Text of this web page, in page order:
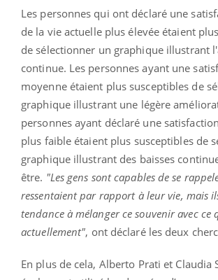
Les personnes qui ont déclaré une
de la vie actuelle plus élevée étaient
de sélectionner un graphique illustrant
continue. Les personnes ayant une
moyenne étaient plus susceptibles de
graphique illustrant une légère
personnes ayant déclaré une
plus faible étaient plus susceptibles de
graphique illustrant des baisses
être. "Les gens sont capables de se
ressentaient par rapport à leur vie, mais
tendance à mélanger ce souvenir avec ce
actuellement", ont déclaré les deux
En plus de cela, Alberto Prati et Claudia